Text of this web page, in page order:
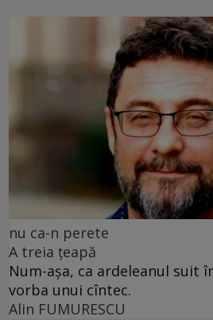
nu ca-n perete
A treia țeapă
Num-așa, ca ardeleanul suit
vorba unui cîntec.
Alin FUMURESCU